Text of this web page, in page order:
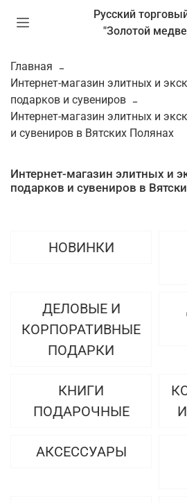
Русский
"Золотой
Главная
Интернет-магазин элитных и
подарков и сувениров
Интернет-магазин элитных и
и сувениров в Вятских Полянах
Интернет-магазин элитных и
подарков и сувениров в
НОВИНКИ
ДЕЛОВЫЕ И
КОРПОРАТИВНЫЕ
ПОДАРКИ
КНИГИ
ПОДАРОЧНЫЕ
АКСЕССУАРЫ